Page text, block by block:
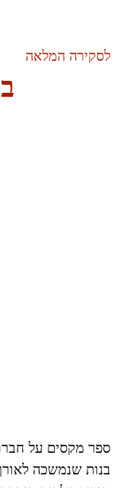
לסקירה המלאה
ספר מקסים על
בנות שנמשכה